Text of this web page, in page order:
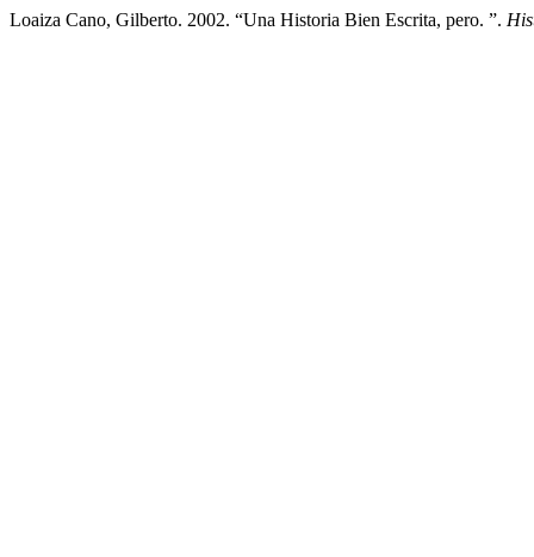
Loaiza Cano, Gilberto. 2002. “Una Historia Bien Escrita, pero. ”.